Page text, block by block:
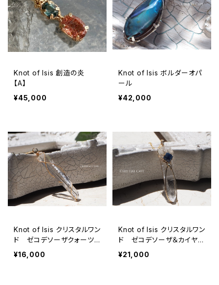
Knot of Isis 創造の炎
【A】
¥45,000
Knot of Isis ボルダーオパ
ール
¥42,000
Knot of Isis クリスタルワン
ド ゼコデソーザクォーツ
【A】
¥16,000
Knot of Isis クリスタルワン
ド ゼコデソーザ＆カイヤナ
イト
¥21,000